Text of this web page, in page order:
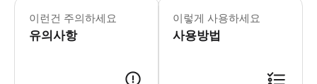
이런건 주의하세요
유의사항
이렇게 사용하세요
사용방법